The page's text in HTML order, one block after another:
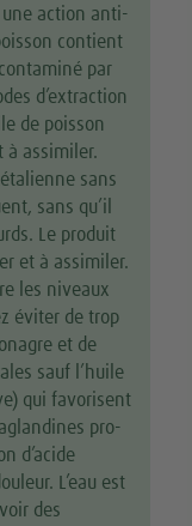
une action anti-
contient
par
d’extraction
de poisson
à assimiler.
sans
sans qu’il
Le produit
et à assimiler.
les niveaux
éviter de trop
et de
sauf l’huile
qui favorisent
pro-
d’acide
L’eau est
des